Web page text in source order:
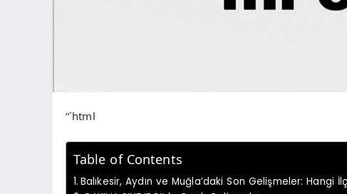
“`html
Table of Contents
Balıkesir, Aydın ve Muğla’daki Son Gelişmeler: Hangi